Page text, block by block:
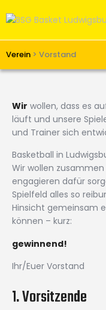
Verein > Vorstand
Verein
Teams M
Links
Wir wollen, dass es
läuft und unsere
und Trainer sich
Basketball in
Wir wollen
engagieren dafür
Spielfeld alles so
Hinsicht gemeinsam
können – kurz:
gewinnend!
Ihr/Euer Vorstand
1. Vorsitzende